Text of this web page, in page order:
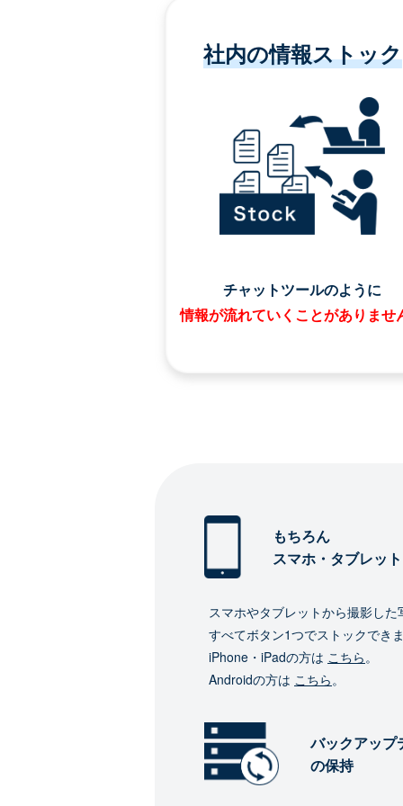
社内の情報ストック
チャットツールのように
情報が流れていくことがありませ
もちろん
スマホ・タブレッ
スマホやタブレットから撮影した
すべてボタン1つでストックでき
iPhone・iPadの方は こちら。
Androidの方は こちら。
バックアップ
の保持